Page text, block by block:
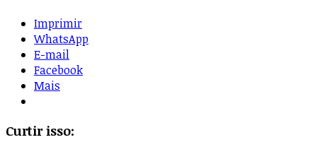
Imprimir
WhatsApp
E-mail
Facebook
Mais
Curtir isso: